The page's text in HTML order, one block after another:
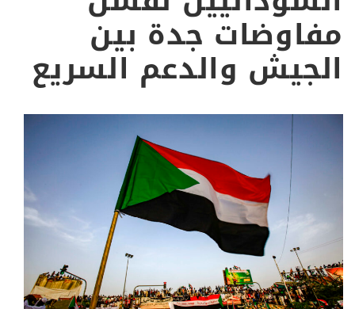
مفاوضات جدة بين
الجيش والدعم السريع